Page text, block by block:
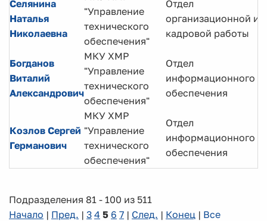
Селянина
Наталья
Николаевна
"Управление
технического
обеспечения"
Отдел
организационной и
кадровой работы
Богданов
Виталий
Александрович
МКУ ХМР
"Управление
технического
обеспечения"
Отдел
информационного
обеспечения
Козлов Сергей
Германович
МКУ ХМР
"Управление
технического
обеспечения"
Отдел
информационного
обеспечения
Подразделения 81 - 100 из 511
Начало | Пред. | 3 4 5 6 7 | След. | Конец | Все